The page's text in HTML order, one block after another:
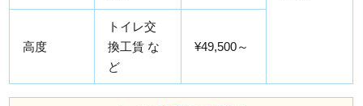
高度
トイレ交
換工賃 な
ど
¥49,500～